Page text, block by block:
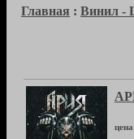
Главная : Винил -